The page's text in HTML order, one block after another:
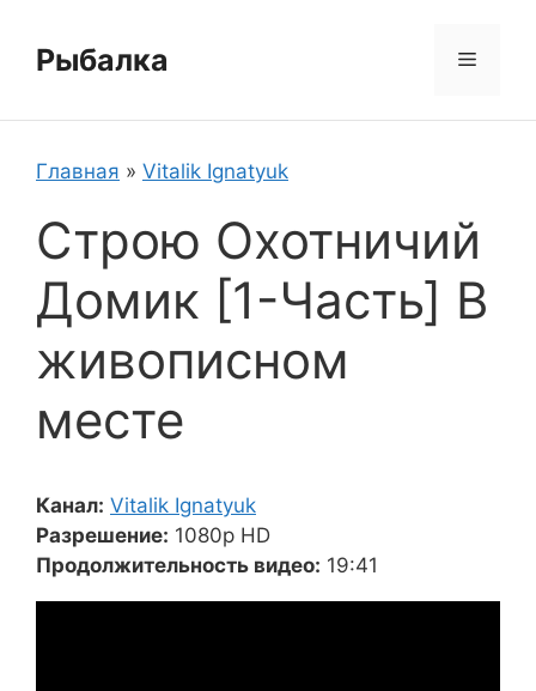
содержимому
Рыбалка Меню
Главная » Vitalik Ignatyuk
Строю Охотничий
Домик [1-Часть] В
живописном
месте
Канал: Vitalik Ignatyuk
Разрешение: 1080p HD
Продолжительность видео: 19:41